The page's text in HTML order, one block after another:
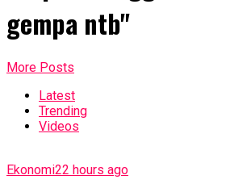
gempa ntb"
More Posts
Latest
Trending
Videos
Ekonomi22 hours ago